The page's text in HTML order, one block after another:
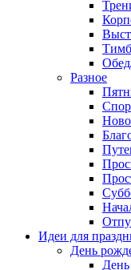
Разное
Идеи для
День